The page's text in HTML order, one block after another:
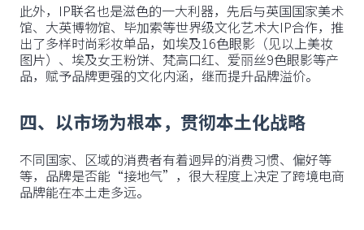
此外，IP联名也是滋色的一大利器，先后与英国国家美术
馆、大英博物馆、毕加索等世界级文化艺术大IP合作，推
出了多样时尚彩妆单品，如埃及16色眼影（见以上美妆
图片）、埃及女王粉饼、梵高口红、爱丽丝9色眼影等产
品，赋予品牌更强的文化内涵，继而提升品牌溢价。
四、以市场为根本，贯彻本土化战略
不同国家、区域的消费者有着迥异的消费习惯、偏好等
等，品牌是否能“接地气”，很大程度上决定了跨境电商
品牌能在本土走多远。